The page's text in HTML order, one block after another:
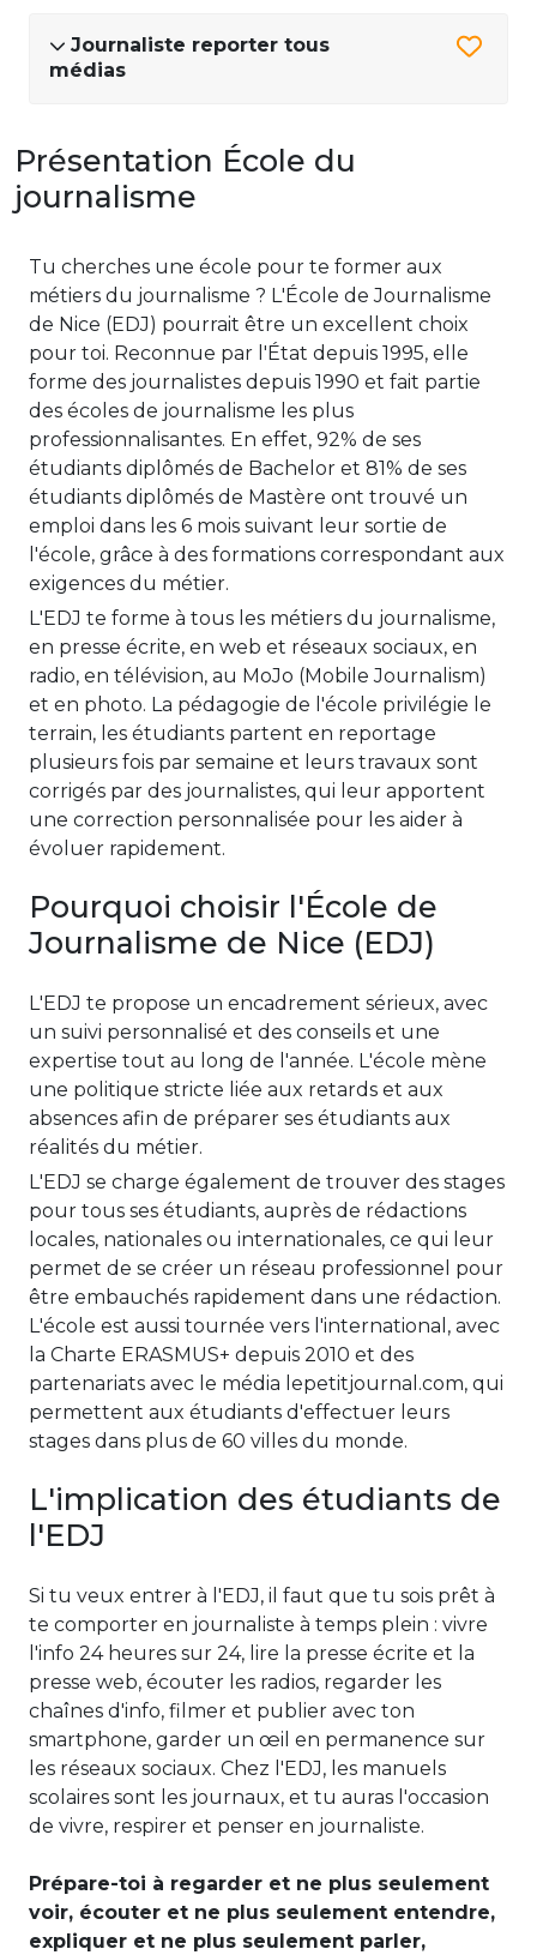
Journaliste reporter tous
médias
Présentation École du
journalisme
Tu cherches une école pour te former aux
métiers du journalisme ? L'École de Journalisme
de Nice (EDJ) pourrait être un excellent choix
pour toi. Reconnue par l'État depuis 1995, elle
forme des journalistes depuis 1990 et fait partie
des écoles de journalisme les plus
professionnalisantes. En effet, 92% de ses
étudiants diplômés de Bachelor et 81% de ses
étudiants diplômés de Mastère ont trouvé un
emploi dans les 6 mois suivant leur sortie de
l'école, grâce à des formations correspondant aux
exigences du métier.
L'EDJ te forme à tous les métiers du journalisme,
en presse écrite, en web et réseaux sociaux, en
radio, en télévision, au MoJo (Mobile Journalism)
et en photo. La pédagogie de l'école privilégie le
terrain, les étudiants partent en reportage
plusieurs fois par semaine et leurs travaux sont
corrigés par des journalistes, qui leur apportent
une correction personnalisée pour les aider à
évoluer rapidement.
Pourquoi choisir l'École de
Journalisme de Nice (EDJ)
L'EDJ te propose un encadrement sérieux, avec
un suivi personnalisé et des conseils et une
expertise tout au long de l'année. L'école mène
une politique stricte liée aux retards et aux
absences afin de préparer ses étudiants aux
réalités du métier.
L'EDJ se charge également de trouver des stages
pour tous ses étudiants, auprès de rédactions
locales, nationales ou internationales, ce qui leur
permet de se créer un réseau professionnel pour
être embauchés rapidement dans une rédaction.
L'école est aussi tournée vers l'international, avec
la Charte ERASMUS+ depuis 2010 et des
partenariats avec le média lepetitjournal.com, qui
permettent aux étudiants d'effectuer leurs
stages dans plus de 60 villes du monde.
L'implication des étudiants de
l'EDJ
Si tu veux entrer à l'EDJ, il faut que tu sois prêt à
te comporter en journaliste à temps plein : vivre
l'info 24 heures sur 24, lire la presse écrite et la
presse web, écouter les radios, regarder les
chaînes d'info, filmer et publier avec ton
smartphone, garder un œil en permanence sur
les réseaux sociaux. Chez l'EDJ, les manuels
scolaires sont les journaux, et tu auras l'occasion
de vivre, respirer et penser en journaliste.
Prépare-toi à regarder et ne plus seulement
voir, écouter et ne plus seulement entendre,
expliquer et ne plus seulement parler,